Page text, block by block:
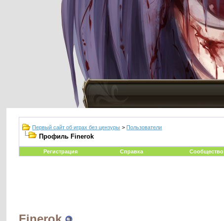
Первый сайт об играх без цензуры > Пользователи
Профиль Finerok
Регистрация
Справка Сообщество